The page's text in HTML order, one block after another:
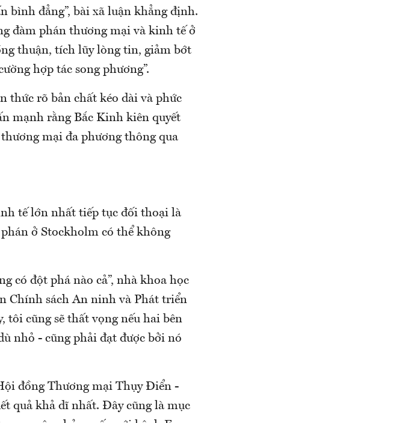
bình đẳng”, bài xã luận khẳng định.
đàm phán thương mại và kinh tế ở
thuận, tích lũy lòng tin, giảm bớt
hợp tác song phương”.
thức rõ bản chất kéo dài và phức
mạnh rằng Bắc Kinh kiên quyết
mại đa phương thông qua
tế lớn nhất tiếp tục đối thoại là
ở Stockholm có thể không
có đột phá nào cả”, nhà khoa học
Chính sách An ninh và Phát triển
tôi cũng sẽ thất vọng nếu hai bên
nhỏ - cũng phải đạt được bởi nó
đồng Thương mại Thụy Điển -
quả khả dĩ nhất. Đây cũng là mục